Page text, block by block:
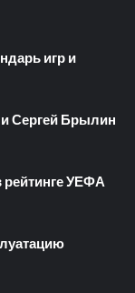
игр и
Сергей Брылин
рейтинге УЕФА